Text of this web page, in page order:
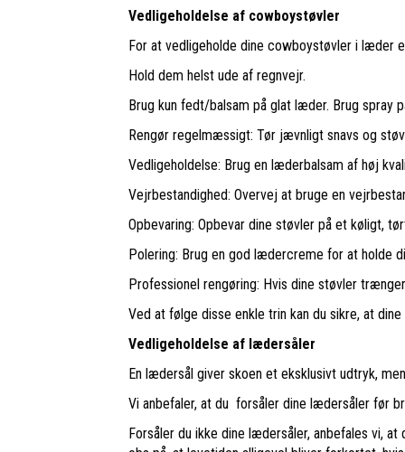
Vedligeholdelse af cowboystøvler
For at vedligeholde dine cowboystøvler i læder
Hold dem helst ude af regnvejr.
Brug kun fedt/balsam på glat læder. Brug spray
Rengør regelmæssigt: Tør jævnligt snavs og
Vedligeholdelse: Brug en læderbalsam af høj
Vejrbestandighed: Overvej at bruge en
Opbevaring: Opbevar dine støvler på et køligt,
Polering: Brug en god lædercreme for at holde
Professionel rengøring: Hvis dine støvler
Ved at følge disse enkle trin kan du sikre, at
Vedligeholdelse af lædersåler
En lædersål giver skoen et eksklusivt udtryk,
Vi anbefaler, at du forsåler dine lædersåler før
Forsåler du ikke dine lædersåler, anbefales vi,